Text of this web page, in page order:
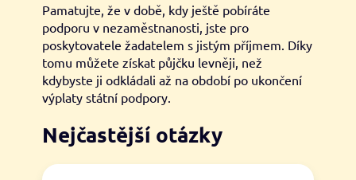
Pamatujte, že v době, kdy ještě pobíráte
podporu v nezaměstnanosti, jste pro
poskytovatele žadatelem s jistým příjmem. Díky
tomu můžete získat půjčku levněji, než
kdybyste ji odkládali až na období po ukončení
výplaty státní podpory.
Nejčastější otázky